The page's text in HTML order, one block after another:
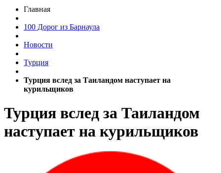
Главная
100 Дорог из Барнаула
Новости
Турция
Турция вслед за Таиландом наступает на
курильщиков
Турция вслед за Таиландом
наступает на курильщиков